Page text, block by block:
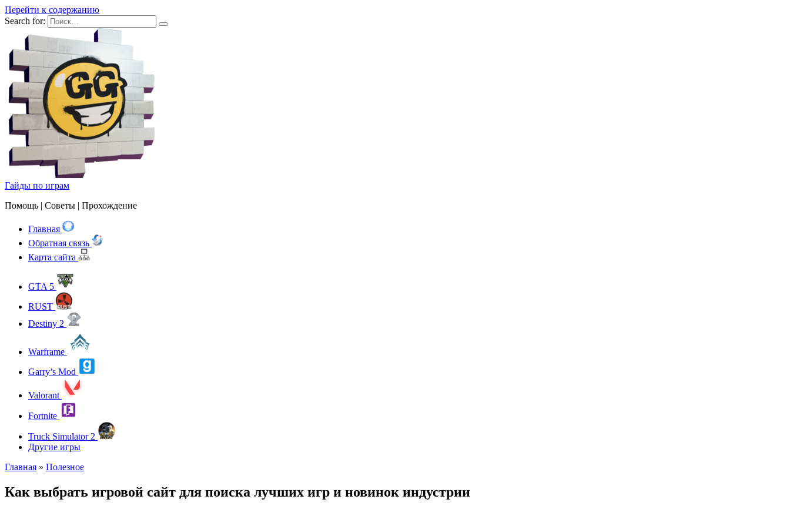
Перейти к содержанию
Search for:
Гайды по играм
Помощь | Cоветы | Прохождение
Главная
Обратная связь
Карта сайта
GTA 5
RUST
Destiny 2
Warframe
Garry’s Mod
Valorant
Fortnite
Truck Simulator 2
Другие игры
Главная » Полезное
Как выбрать игровой сайт для поиска лучших игр и новинок индустрии